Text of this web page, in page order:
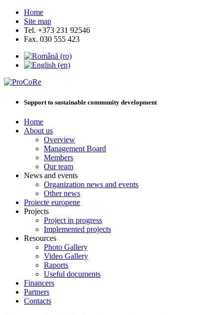
Home
Site map
Tel. +373 231 92546
Fax. 030 555 423
Support to sustainable community development
Home
About us
Overview
Management Board
Members
Our team
News and events
Organization news and events
Other news
Proiecte europene
Projects
Project in progress
Implemented projects
Resources
Photo Gallery
Video Gallery
Raports
Useful documents
Financers
Partners
Contacts